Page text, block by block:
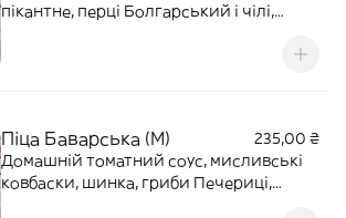
пікантне, перці Болгарський і чілі,
Піца Баварська (M)
235,00 ₴
Домашній томатний соус, мисливські
ковбаски, шинка, гриби Печериці,